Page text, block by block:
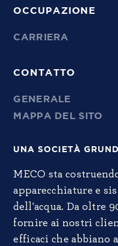
OCCUPAZIONE
CARRIERA
CONTATTO
GENERALE
MAPPA DEL SITO
UNA SOCIETÀ
MECO sta
apparecchiature e
dell'acqua. Da oltre
fornire ai nostri
efficaci che abbiano